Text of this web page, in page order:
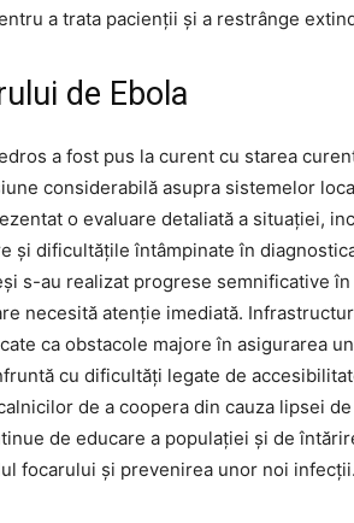
a trata pacienții și a restrânge
de Ebola
a fost pus la curent cu starea
considerabilă asupra sistemelor
o evaluare detaliată a situației,
și dificultățile întâmpinate în
s-au realizat progrese semnificative
necesită atenție imediată.
ca obstacole majore în asigurarea
cu dificultăți legate de
de a coopera din cauza lipsei
de educare a populației și de
focarului și prevenirea unor noi infecții.